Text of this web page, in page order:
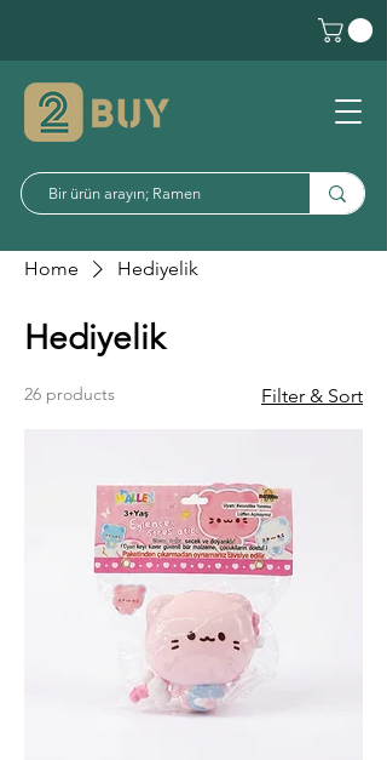
Home Hediyelik
Hediyelik
26 products Filter & Sort